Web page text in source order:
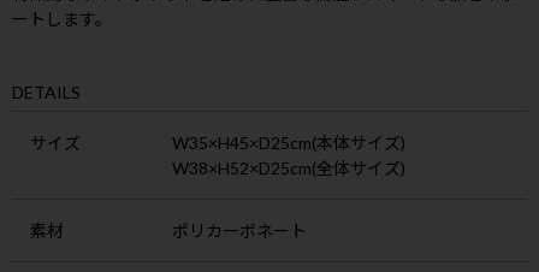
ートします。
DETAILS
サイズ
W35×H45×D25cm(本体サイズ)
W38×H52×D25cm(全体サイズ)
素材 ポリカーボネート